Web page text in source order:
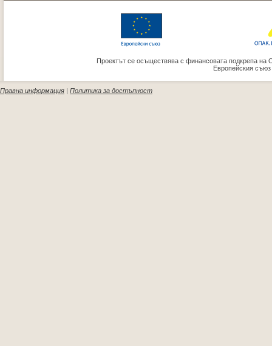
Проектът се осъществява с финансовата подкрепа на
Европейския
Правна информация | Политика за достъпност